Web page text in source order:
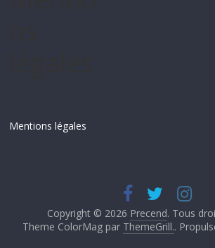
Mentions légales
Copyright © 2026 Precend. Tous
Theme ColorMag par ThemeGrill..